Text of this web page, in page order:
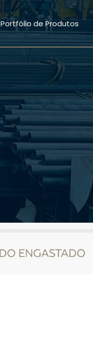
Portfólio de Produtos